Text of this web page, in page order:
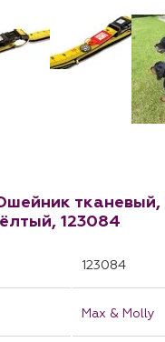
123084
123084
Max & Molly